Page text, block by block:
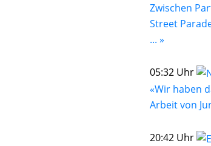
Zwischen
Street
... »
05:32 Uhr
«Wir haben
Arbeit von
20:42 Uhr